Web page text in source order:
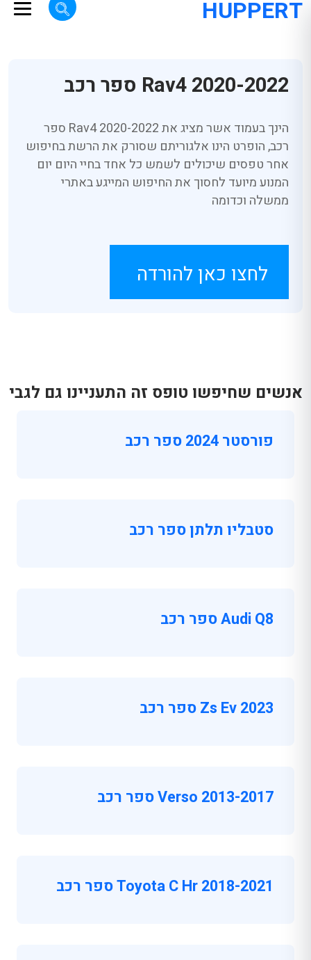
HUPPERT
Rav4 2020-2022 ספר רכב
הינך בעמוד אשר מציג את Rav4 2020-2022 ספר
רכב, הופרט הינו אלגוריתם שסורק את הרשת בחיפוש
אחר טפסים שיכולים לשמש כל אחד בחיי היום יום
המנוע מיועד לחסוך את החיפוש המייגע באתרי
ממשלה וכדומה
לחצו כאן להורדה
אנשים שחיפשו טופס זה התעניינו גם לגבי
פורסטר 2024 ספר רכב
סטבליו תלתן ספר רכב
Audi Q8 ספר רכב
Zs Ev 2023 ספר רכב
Verso 2013-2017 ספר רכב
Toyota C Hr 2018-2021 ספר רכב